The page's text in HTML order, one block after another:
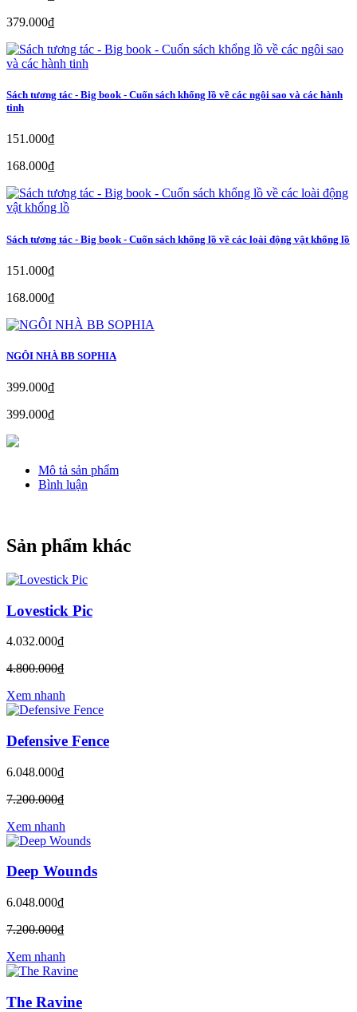
379.000₫
Sách tương tác - Big book - Cuốn sách khổng lồ về các ngôi sao và các hành
tinh
151.000₫
168.000₫
Sách tương tác - Big book - Cuốn sách khổng lồ về các loài động vật khổng lồ
151.000₫
168.000₫
NGÔI NHÀ BB SOPHIA
399.000₫
399.000₫
Mô tả sản phẩm
Bình luận
Sản phẩm khác
Lovestick Pic
4.032.000₫
4.800.000₫
Xem nhanh
Defensive Fence
6.048.000₫
7.200.000₫
Xem nhanh
Deep Wounds
6.048.000₫
7.200.000₫
Xem nhanh
The Ravine